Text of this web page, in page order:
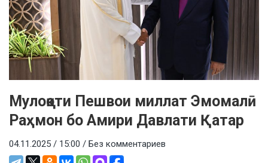
Мулоқоти Пешвои миллат Эмомалӣ
Раҳмон бо Амири Давлати Қатар
04.11.2025 / 15:00 / Без комментариев